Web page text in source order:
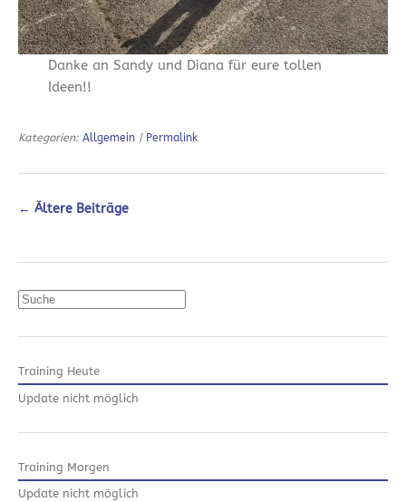
Danke an Sandy und Diana für eure tollen
Ideen!!
Kategorien: Allgemein | Permalink
← Ältere Beiträge
Suchen
Training Heute
Update nicht möglich
Training Morgen
Update nicht möglich